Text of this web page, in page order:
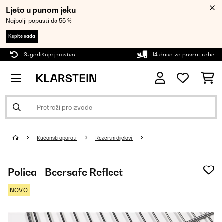
Ljeto u punom jeku
Najbolji popusti do 55 %
Kupite sada
3-godišnje jamstvo 14 dana za povrat robe
Kućanski aparati Rezervni dijelovi
Polica - Beersafe Reflect
NOVO